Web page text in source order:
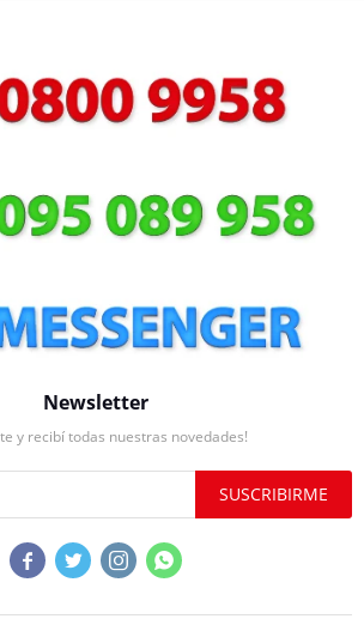
Newsletter
y recibí todas nuestras novedades!
SUSCRIBIRME
   